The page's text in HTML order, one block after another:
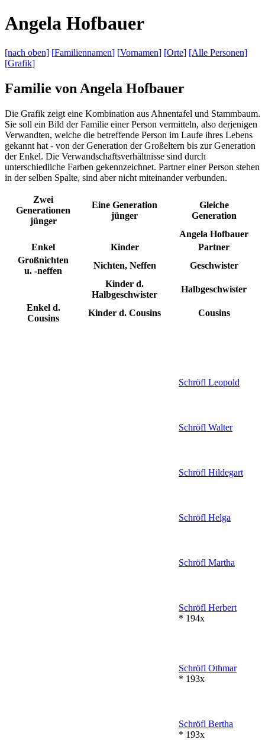
Angela Hofbauer
[nach oben] [Familiennamen] [Vornamen] [Orte] [Alle Personen]
[Grafik]
Familie von Angela Hofbauer
Die Grafik zeigt eine Kombination aus Ahnentafel und Stammbaum.
Sie soll ein Bild der Familie einer Person vermitteln, also derjenigen
Verwandten, welche die betreffende Person im Laufe ihres Lebens
gekannt hat - von der Generation der Großeltern bis zur Generation
der Enkel. Die Verwandschaftsverhältnisse sind durch
unterschiedliche Farben gekennzeichnet. Partner einer Person stehen
in der selben Spalte, sind aber nicht miteinander verbunden.
Zwei
Generationen
jünger
Eine Generation
jünger
Gleiche
Generation
Angela Hofbauer
Enkel
Kinder
Partner
Großnichten
u. -neffen
Nichten, Neffen
Geschwister
Kinder d.
Halbgeschwister
Halbgeschwister
Enkel d.
Cousins
Kinder d. Cousins Cousins
Schröfl Leopold
Schröfl Walter
Schröfl Hildegart
Schröfl Helga
Schröfl Martha
Schröfl Herbert
* 194x
Schröfl Othmar
* 193x
Schröfl Bertha
* 193x